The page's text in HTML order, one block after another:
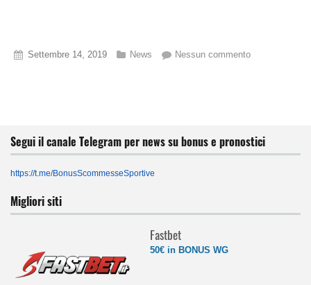
Settembre 14, 2019 News Nessun commento
Segui il canale Telegram per news su bonus e pronostici
https://t.me/BonusScommesseSportive
Migliori siti
Fastbet
50€ in BONUS WG